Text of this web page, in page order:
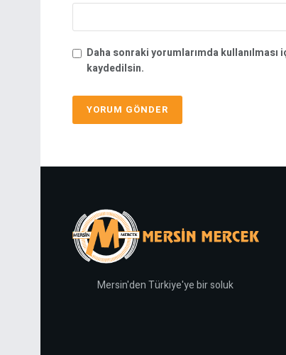
Daha sonraki yorumlarımda
kaydedilsin.
Mersin'den Türkiye'ye bir soluk